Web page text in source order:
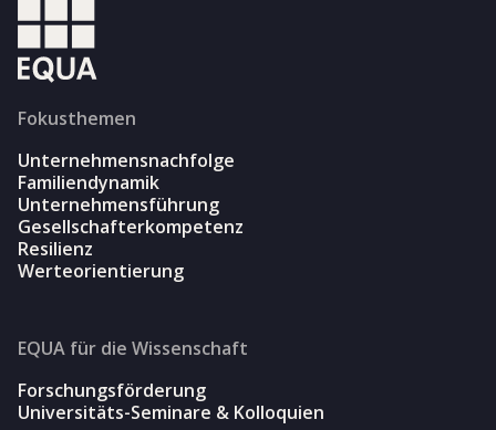
Fokusthemen
Unternehmensnachfolge
Familiendynamik
Unternehmensführung
Gesellschafterkompetenz
Resilienz
Werteorientierung
EQUA für die Wissenschaft
Forschungsförderung
Universitäts-Seminare & Kolloquien